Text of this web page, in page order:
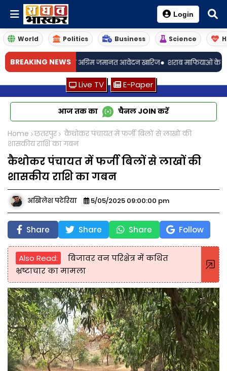
Login
World Politics Business Science
BREAKING NEWS
शर्मा का अग्रिम जमानत आवेदन खारिज• शराब माफियाओं के आगे आबकारी
Live TV E-Paper
आज तक का चैनल JOIN करें
Home छतरपुर
कैथोकर पंचायत में फर्जी बिलों से लाखों की
शासकीय राशि का गबन
कैथोकर पंचायत में फर्जी बिलों से लाखों की
शासकीय राशि का गबन
अखिलेश पटेरिया 5/05/2025 09:00:00 pm
Share Share Share Follow
Also Read:
बिजावर वन परिक्षेत्र में कथित
भ्रष्टाचार का मामला